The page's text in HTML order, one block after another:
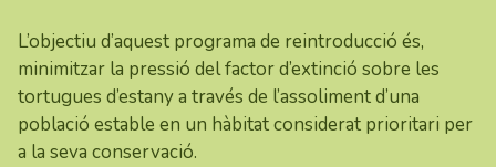
L’objectiu d’aquest programa de reintroducció és,
minimitzar la pressió del factor d’extinció sobre les
tortugues d’estany a través de l’assoliment d’una
població estable en un hàbitat considerat prioritari per
a la seva conservació.